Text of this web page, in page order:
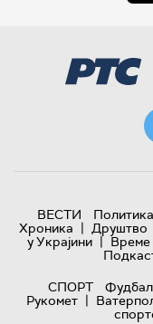
ВЕСТИ Политика
Хроника | Друштво
у Украјини | Време
СПОРТ
Фудбал
Рукомет |